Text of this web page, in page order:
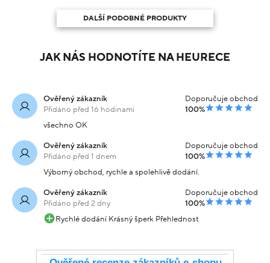
DALŠÍ PODOBNÉ PRODUKTY
JAK NÁS HODNOTÍTE NA HEURECE
Ověřený zákazník
Přidáno před 16 hodinami
Doporučuje obchod
100%
všechno OK
Ověřený zákazník
Přidáno před 1 dnem
Doporučuje obchod
100%
Výborný obchod, rychle a spolehlivě dodání.
Ověřený zákazník
Přidáno před 2 dny
Doporučuje obchod
100%
Rychlé dodání Krásný šperk Přehlednost